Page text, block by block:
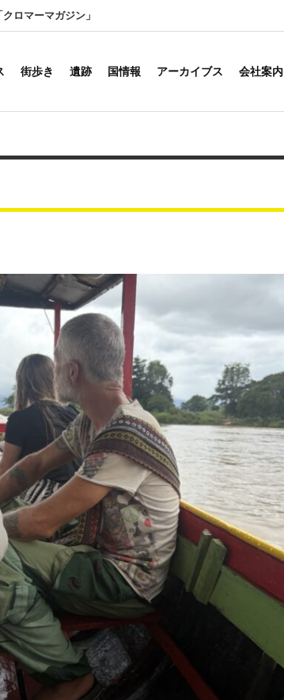
ロマーマガジン」
街歩き 遺跡 国情報 アーカイブス 会社案内